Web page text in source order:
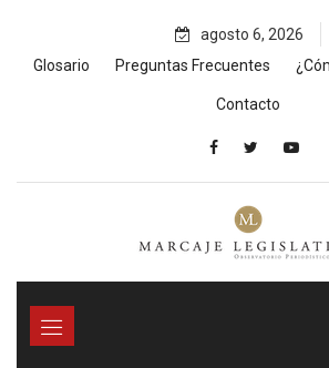
content
agosto 6, 2026
Glosario
Preguntas Frecuentes
Contacto